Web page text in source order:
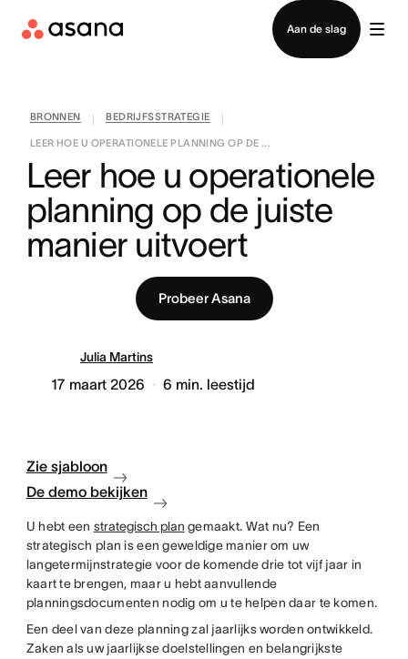
Aan de slag
Contact opnemen met verkoop
BRONNEN BEDRIJFSSTRATEGIE
LEER HOE U OPERATIONELE PLANNING OP DE ...
Leer hoe u operationele
planning op de juiste
manier uitvoert
Probeer Asana
Julia Martins
17 maart 2026 6 min. leestijd
Zie sjabloon
De demo bekijken
U hebt een strategisch plan gemaakt. Wat nu? Een
strategisch plan is een geweldige manier om uw
langetermijnstrategie voor de komende drie tot vijf jaar in
kaart te brengen, maar u hebt aanvullende
planningsdocumenten nodig om u te helpen daar te komen.
Een deel van deze planning zal jaarlijks worden ontwikkeld.
Zaken als uw jaarlijkse doelstellingen en belangrijkste